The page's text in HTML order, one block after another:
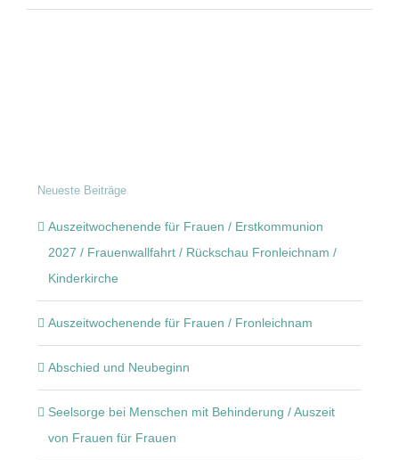
Neueste Beiträge
Auszeitwochenende für Frauen / Erstkommunion
2027 / Frauenwallfahrt / Rückschau Fronleichnam /
Kinderkirche
Auszeitwochenende für Frauen / Fronleichnam
Abschied und Neubeginn
Seelsorge bei Menschen mit Behinderung / Auszeit
von Frauen für Frauen